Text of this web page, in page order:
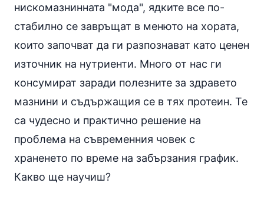
нискомазнинната "мода", ядките все по-
стабилно се завръщат в менюто на хората,
които започват да ги разпознават като ценен
източник на нутриенти. Много от нас ги
консумират заради полезните за здравето
мазнини и съдържащия се в тях протеин. Те
са чудесно и практично решение на
проблема на съвременния човек с
храненето по време на забързания график.
Какво ще научиш?